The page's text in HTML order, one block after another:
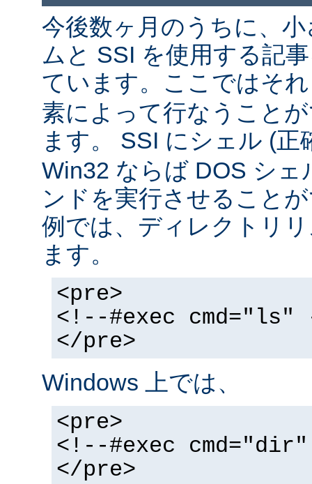
今後数ヶ月のうちに、
ムと SSI を使用する記
ています。ここではそ
素によって行なうこと
ます。 SSI にシェル (
Win32 ならば DOS シェ
ンドを実行させること
例では、ディレクトリ
ます。
<pre>
<!--#exec cmd="ls"
</pre>
Windows 上では、
<pre>
<!--#exec
</pre>